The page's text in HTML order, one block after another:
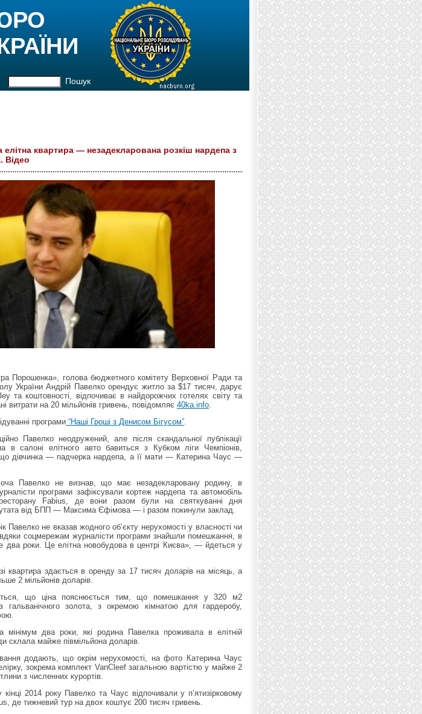
Пошук
квартира — незадекларована розкіш нардепа з
Відео
Порошенка», голова бюджетного комітету Верховної Ради та
України Андрій Павелко орендує житло за $17 тисяч, дарує
та коштовності, відпочиває в найдорожчих готелях світу та
витрати на 20 мільйонів гривень, повідомляє 40ka.info.
програми “Наші Гроші з Денисом Бігусом”.
Павелко неодружений, але після скандальної публікації
салоні елітного авто бавиться з Кубком ліги Чемпіонів,
що дівчинка — падчерка нардепа, а її мати — Катерина Чаус —
Павелко не визнав, що має незадекларовану родину, в
програми зафіксували кортеж нардепа та автомобіль
Fabius, де вони разом були на святкуванні дня
від БПП — Максима Єфімова — і разом покинули заклад.
Павелко не вказав жодного об’єкту нерухомості у власності чи
соцмережам журналісти програми знайшли помешкання, в
роки. Це елітна новобудова в центрі Києва», — йдеться у
квартира здається в оренду за 17 тисяч доларів на місяць, а
2 мільйонів доларів.
що ціна пояснюється тим, що помешкання у 320 м2
гальванічного золота, з окремою кімнатою для гардеробу,
мінімум два роки, які родина Павелка проживала в елітній
склала майже півмільйона доларів.
додають, що окрім нерухомості, на фото Катерина Чаус
зокрема комплект VanCleef загальною вартістю у майже 2
з численних курортів.
2014 року Павелко та Чаус відпочивали у п’ятизірковому
де тижневий тур на двох коштує 200 тисяч гривень.